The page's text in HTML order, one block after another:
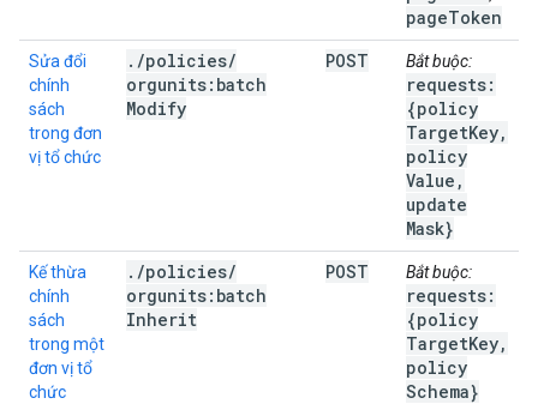
pageToken
Sửa đổi
chính
sách
trong đơn
vị tổ chức
. /policies/
orgunits:batch
Modify
POST Bắt buộc:
requests:
{policy
TargetKey,
policy
Value ,
update
Mask}
Kế thừa
chính
sách
trong một
đơn vị tổ
chức
. /policies/
orgunits:batch
Inherit
POST Bắt buộc:
requests:
{policy
TargetKey,
policy
Schema}